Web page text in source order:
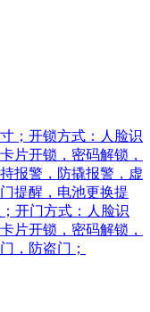
；开锁方式：人脸识
片开锁，密码解锁，
报警，防撬报警，虚
提醒，电池更换提
开门方式：人脸识
片开锁，密码解锁，
，防盗门；